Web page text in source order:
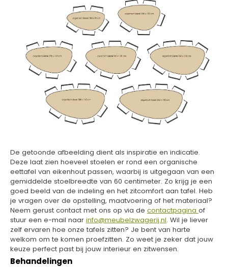
De getoonde afbeelding dient als inspiratie en indicatie.
Deze laat zien hoeveel stoelen er rond een organische
eettafel van eikenhout passen, waarbij is uitgegaan van een
gemiddelde stoelbreedte van 60 centimeter. Zo krijg je een
goed beeld van de indeling en het zitcomfort aan tafel. Heb
je vragen over de opstelling, maatvoering of het materiaal?
Neem gerust contact met ons op via de contactpagina of
stuur een e-mail naar info@meubelzwagerij.nl. Wil je liever
zelf ervaren hoe onze tafels zitten? Je bent van harte
welkom om te komen proefzitten. Zo weet je zeker dat jouw
keuze perfect past bij jouw interieur en zitwensen.
Behandelingen